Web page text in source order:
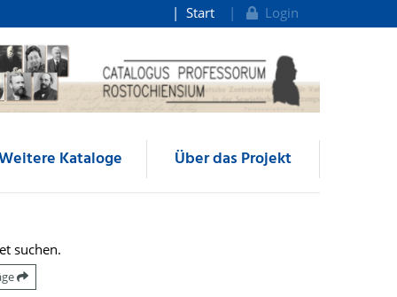
Start Login
Kataloge Über das Projekt
suchen.